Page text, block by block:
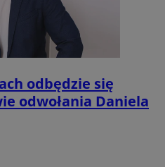
odbędzie się
odwołania Daniela